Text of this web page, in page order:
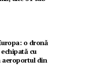
o dronă
cu
aeroportul din